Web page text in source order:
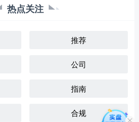
热点关注
推荐
公司
指南
合规